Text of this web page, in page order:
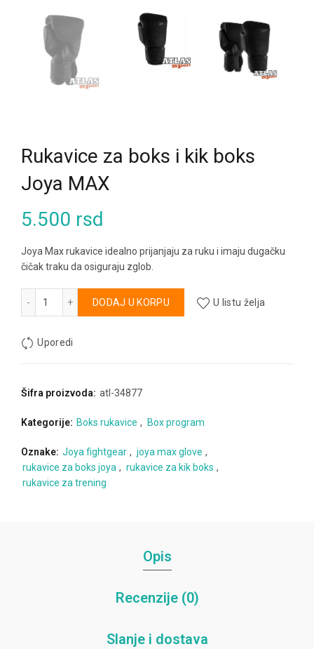
Rukavice za boks i kik boks
Joya MAX
5.500 rsd
Joya Max rukavice idealno prijanjaju za ruku i imaju dugačku
čičak traku da osiguraju zglob.
Rukavice za boks i kik boks Joya MAX količina
DODAJ U KORPU
Alternative:
U listu želja
Uporedi
Šifra proizvoda: atl-34877
Kategorije: Boks rukavice , Box program
Oznake: Joya fightgear , joya max glove ,
rukavice za boks joya , rukavice za kik boks ,
rukavice za trening
Opis
Recenzije (0)
Slanje i dostava